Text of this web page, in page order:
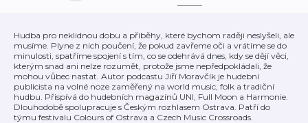
Hudba pro neklidnou dobu a příběhy, které bychom raději neslyšeli, ale
musíme. Plyne z nich poučení, že pokud zavřeme oči a vrátíme se do
minulosti, spatříme spojení s tím, co se odehrává dnes, kdy se dějí věci,
kterým snad ani nelze rozumět, protože jsme nepředpokládali, že
mohou vůbec nastat. Autor podcastu Jiří Moravčík je hudební
publicista na volné noze zaměřený na world music, folk a tradiční
hudbu. Přispívá do hudebních magazínů UNI, Full Moon a Harmonie.
Dlouhodobě spolupracuje s Českým rozhlasem Ostrava. Patří do
týmu festivalu Colours of Ostrava a Czech Music Crossroads.